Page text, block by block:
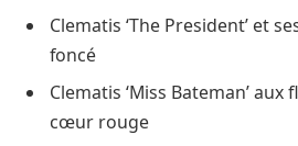
Clematis ‘The President’ et
foncé
Clematis ‘Miss Bateman’
cœur rouge